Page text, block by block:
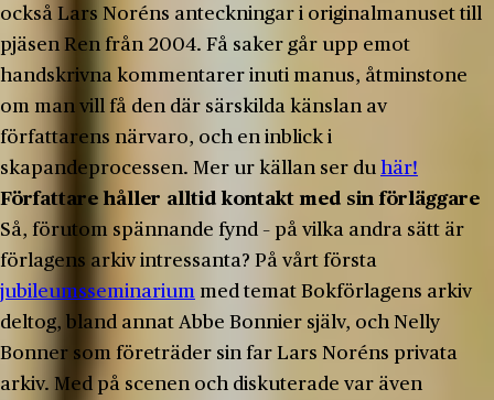
också Lars Noréns anteckningar i originalmanuset till
pjäsen Ren från 2004. Få saker går upp emot
handskrivna kommentarer inuti manus, åtminstone
om man vill få den där särskilda känslan av
författarens närvaro, och en inblick i
skapandeprocessen. Mer ur källan ser du här!
Författare håller alltid kontakt med sin förläggare
Så, förutom spännande fynd – på vilka andra sätt är
förlagens arkiv intressanta? På vårt första
jubileumsseminarium med temat Bokförlagens arkiv
deltog, bland annat Abbe Bonnier själv, och Nelly
Bonner som företräder sin far Lars Noréns privata
arkiv. Med på scenen och diskuterade var även